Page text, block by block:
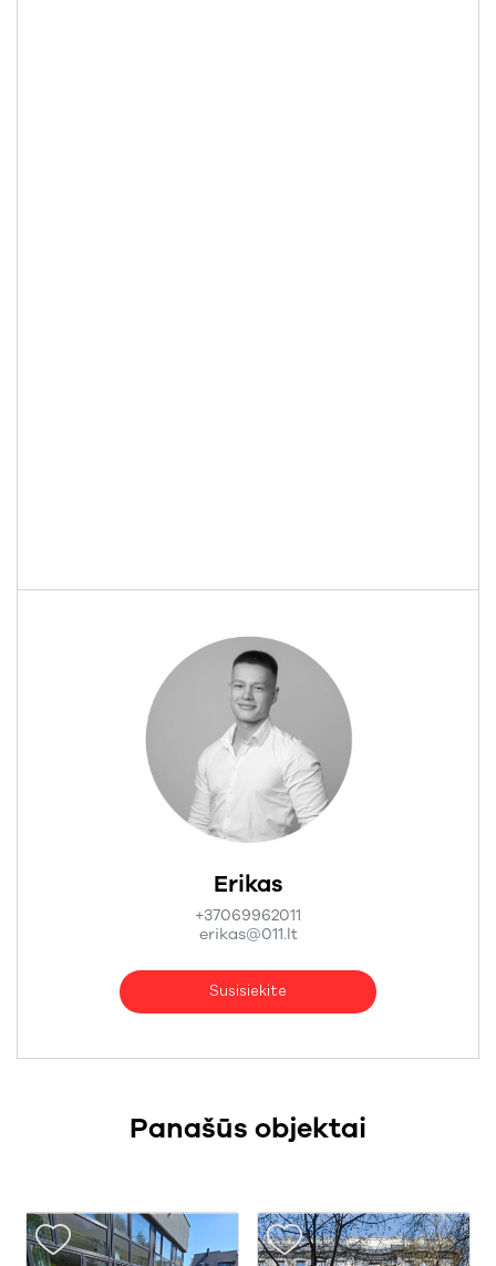
Erikas
+37069962011
erikas@011.lt
Susisiekite
Panašūs objektai